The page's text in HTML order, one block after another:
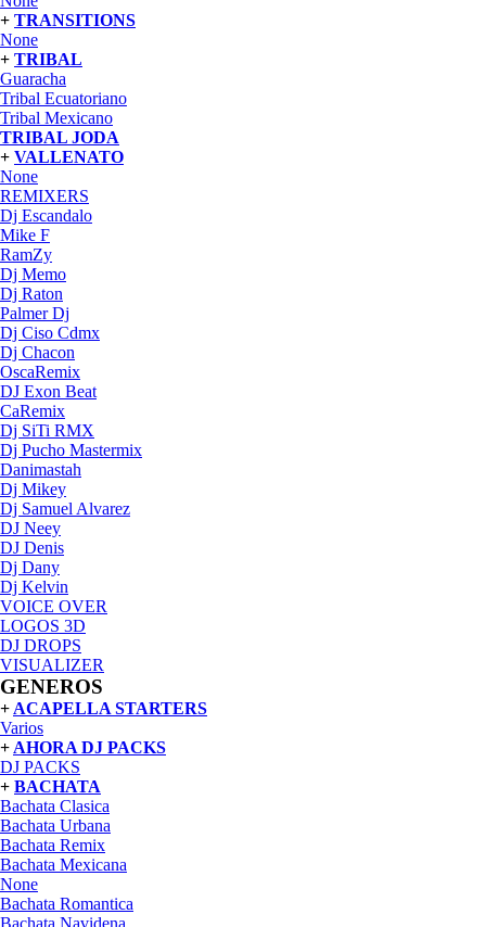
+ TRANSITIONS
None
+ TRIBAL
Guaracha
Tribal Ecuatoriano
Tribal Mexicano
TRIBAL JODA
+ VALLENATO
None
REMIXERS
Dj Escandalo
Mike F
RamZy
Dj Memo
Dj Raton
Palmer Dj
Dj Ciso Cdmx
Dj Chacon
OscaRemix
DJ Exon Beat
CaRemix
Dj SiTi RMX
Dj Pucho Mastermix
Danimastah
Dj Mikey
Dj Samuel Alvarez
DJ Neey
DJ Denis
Dj Dany
Dj Kelvin
VOICE OVER
LOGOS 3D
DJ DROPS
VISUALIZER
GENEROS
+ ACAPELLA STARTERS
Varios
+ AHORA DJ PACKS
DJ PACKS
+ BACHATA
Bachata Clasica
Bachata Urbana
Bachata Remix
Bachata Mexicana
None
Bachata Romantica
Bachata Navidena